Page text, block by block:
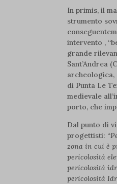
In primis, il
strumento
intervento ,
grande
Sant’Andrea
archeologica,
di Punta Le
medievale
porto, che
Dal punto di
progettisti: “
zona in cui è
pericolosità
pericolosità
pericolosità